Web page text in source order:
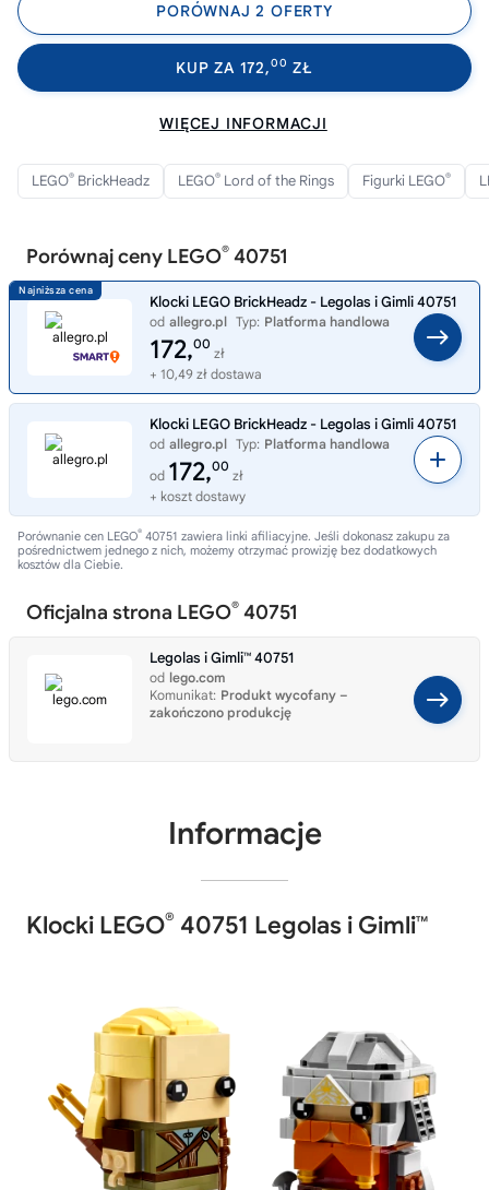
PORÓWNAJ 2 OFERTY
KUP ZA 172,00 ZŁ
WIĘCEJ INFORMACJI
LEGO® BrickHeadz LEGO® Lord of the Rings Figurki LEGO®
Porównaj ceny LEGO® 40751
Klocki LEGO BrickHeadz - Legolas i Gimli 40751
od allegro.pl Typ: Platforma handlowa
172,00
zł
+ 10,49 zł dostawa
Klocki LEGO BrickHeadz - Legolas i Gimli 40751
od allegro.pl Typ: Platforma handlowa
od 172,00
zł
+ koszt dostawy
Porównanie cen LEGO® 40751 zawiera linki afiliacyjne. Jeśli dokonasz zakupu za
pośrednictwem jednego z nich, możemy otrzymać prowizję bez dodatkowych
kosztów dla Ciebie.
Oficjalna strona LEGO® 40751
Legolas i Gimli™ 40751
od lego.com
Komunikat: Produkt wycofany –
zakończono produkcję
Informacje
Klocki LEGO® 40751 Legolas i Gimli™